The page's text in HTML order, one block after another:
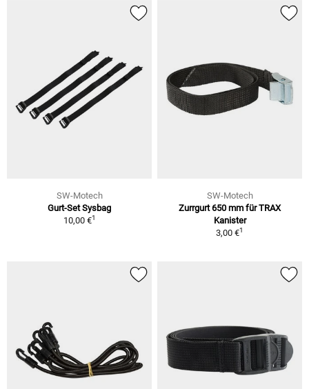
SW-Motech
Gurt-Set Sysbag
10,00 €1
SW-Motech
Zurrgurt 650 mm für TRAX
Kanister
3,00 €1